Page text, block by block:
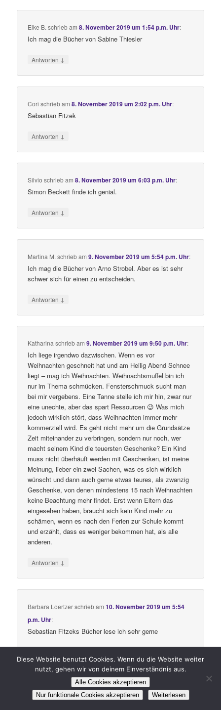
Elke B. schriebam8. November 2019 um 1:54 p.m. Uhr:
Ich mag die Bücher von Sabine Thiesler
Antworten ↓
Cori schriebam8. November 2019 um 2:02 p.m. Uhr:
Sebastian Fitzek
Antworten ↓
Silvio schriebam8. November 2019 um 6:03 p.m. Uhr:
Simon Beckett finde ich genial.
Antworten ↓
Martina M. schriebam9. November 2019 um 5:54 p.m. Uhr:
Ich mag die Bücher von Arno Strobel. Aber es ist sehr
schwer sich für einen zu entscheiden.
Antworten ↓
Katharina schriebam9. November 2019 um 9:50 p.m. Uhr:
Ich liege irgendwo dazwischen. Wenn es vor
Weihnachten geschneit hat und am Heilig Abend Schnee
liegt – mag ich Weihnachten. Weihnachtsmuffel bin ich
nur im Thema schmücken. Fensterschmuck sucht man
bei mir vergebens. Eine Tanne stelle ich mir hin, zwar nur
eine unechte, aber das spart Ressourcen 😉 Was mich
jedoch wirklich stört, dass Weihnachten immer mehr
kommerziell wird. Es geht nicht mehr um die Grundsätze
Zeit miteinander zu verbringen, sondern nur noch, wer
macht seinem Kind die teuersten Geschenke? Ein Kind
muss nicht überhäuft werden mit Geschenken, ist meine
Meinung, lieber ein zwei Sachen, was es sich wirklich
wünscht und dann auch gerne etwas teures, als zwanzig
Geschenke, von denen mindestens 15 nach Weihnachten
keine Beachtung mehr findet. Erst wenn Eltern das
eingesehen haben, braucht sich kein Kind mehr zu
schämen, wenn es nach den Ferien zur Schule kommt
und erzählt, dass es weniger bekommen hat, als alle
anderen.
Antworten ↓
Barbara Loertzerschriebam10. November 2019 um 5:54
p.m. Uhr:
Sebastian Fitzeks Bücher lese ich sehr gerne
*HH*schriebam11. November 2019 um 9:10 a.m. Uhr:
Diese Website benutzt Cookies. Wenn du die Website weiter
nutzt, gehen wir von deinem Einverständnis aus.
Alle Cookies akzeptieren
Nur funktionale Cookies akzeptieren
Weiterlesen